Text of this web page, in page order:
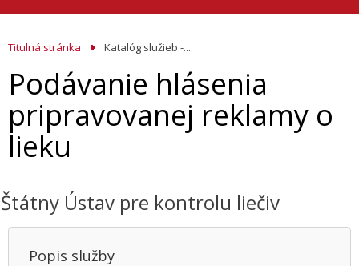
Titulná stránka Katalóg služieb -...
Podávanie hlásenia
pripravovanej reklamy o
lieku
Štátny Ústav pre kontrolu liečiv
Popis služby